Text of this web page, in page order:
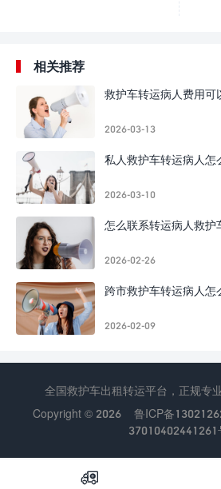
相关推荐
救护车转运病人费用可
2026-03-13
私人救护车转运病人怎
2026-03-10
怎么联系转运病人救护
2026-02-26
跨市救护车转运病人怎
2026-02-09

全国救护车出租转运平台，正规专
Copyright © 2026
鲁ICP备
37010402441261